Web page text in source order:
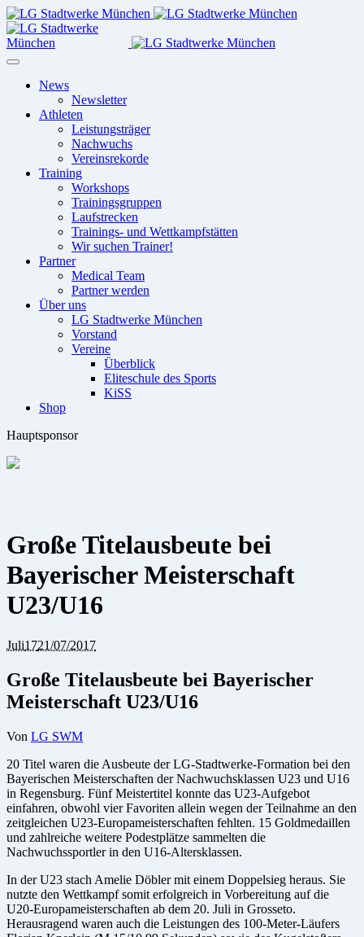
News
Newsletter
Athleten
Leistungsträger
Nachwuchs
Vereinsrekorde
Training
Workshops
Trainingsgruppen
Laufstrecken
Trainings- und Wettkampfstätten
Wir suchen Trainer!
Partner
Medical Team
Partner werden
Über uns
LG Stadtwerke München
Vorstand
Vereine
Überblick
Eliteschule des Sports
KiSS
Shop
Hauptsponsor
Große Titelausbeute bei
Bayerischer Meisterschaft
U23/U16
Juli1721/07/2017
Große Titelausbeute bei Bayerischer
Meisterschaft U23/U16
Von LG SWM
20 Titel waren die Ausbeute der LG-Stadtwerke-Formation bei den
Bayerischen Meisterschaften der Nachwuchsklassen U23 und U16
in Regensburg. Fünf Meistertitel konnte das U23-Aufgebot
einfahren, obwohl vier Favoriten allein wegen der Teilnahme an den
zeitgleichen U23-Europameisterschaften fehlten. 15 Goldmedaillen
und zahlreiche weitere Podestplätze sammelten die
Nachwuchssportler in den U16-Altersklassen.
In der U23 stach Amelie Döbler mit einem Doppelsieg heraus. Sie
nutzte den Wettkampf somit erfolgreich in Vorbereitung auf die
U20-Europameisterschaften ab dem 20. Juli in Grosseto.
Herausragend waren auch die Leistungen des 100-Meter-Läufers